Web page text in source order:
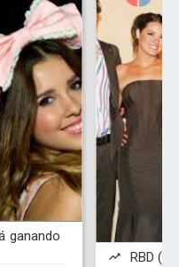
ganando
RBD